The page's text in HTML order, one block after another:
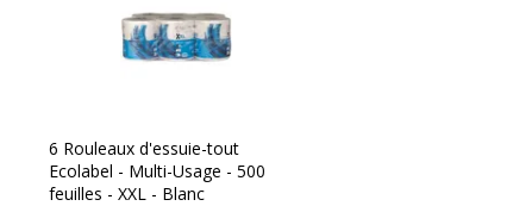
Données d'identification
Code barre maitre
Référence produit fabricant
6 Rouleaux d'essuie-tout
Ecolabel - Multi-Usage - 500
feuilles - XXL - Blanc